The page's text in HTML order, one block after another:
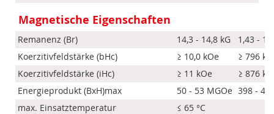
Magnetische Eigenschaften
Remanenz (Br) 14,3 - 14,8 kG
1,43 -
Koerzitivfeldstärke (bHc)
≥ 10,0 kOe
≥ 796
Koerzitivfeldstärke (iHc)
≥ 11 kOe
≥ 876
Energieprodukt (BxH)max
50 - 53 MGOe 398 -
max. Einsatztemperatur
≤ 65 °C